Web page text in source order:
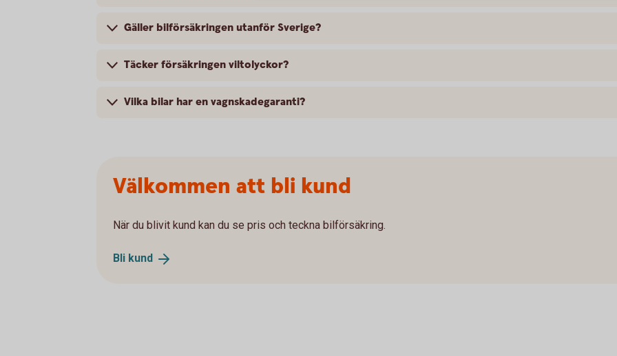
Gäller bilförsäkringen utanför Sverige?
Täcker försäkringen viltolyckor?
Vilka bilar har en vagnskadegaranti?
Välkommen att bli kund
När du blivit kund kan du se pris och teckna bilförsäkring.
Bli kund